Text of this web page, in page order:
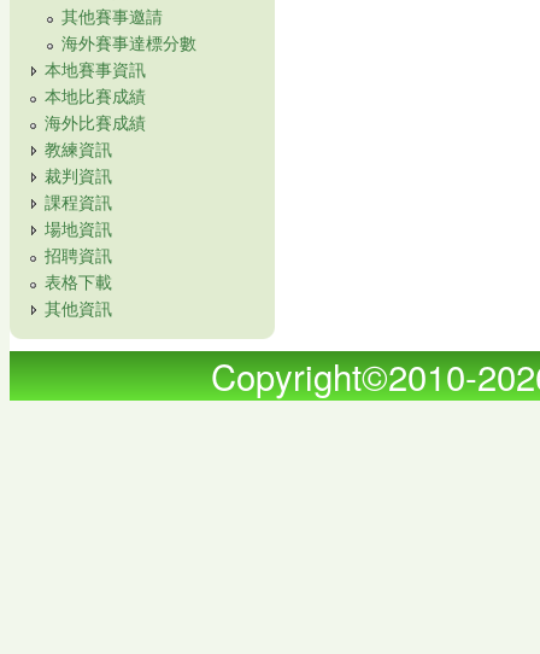
其他賽事邀請
海外賽事達標分數
本地賽事資訊
本地比賽成績
海外比賽成績
教練資訊
裁判資訊
課程資訊
場地資訊
招聘資訊
表格下載
其他資訊
Copyright©2010-